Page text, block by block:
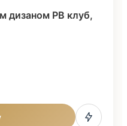
дизаном PB клуб,